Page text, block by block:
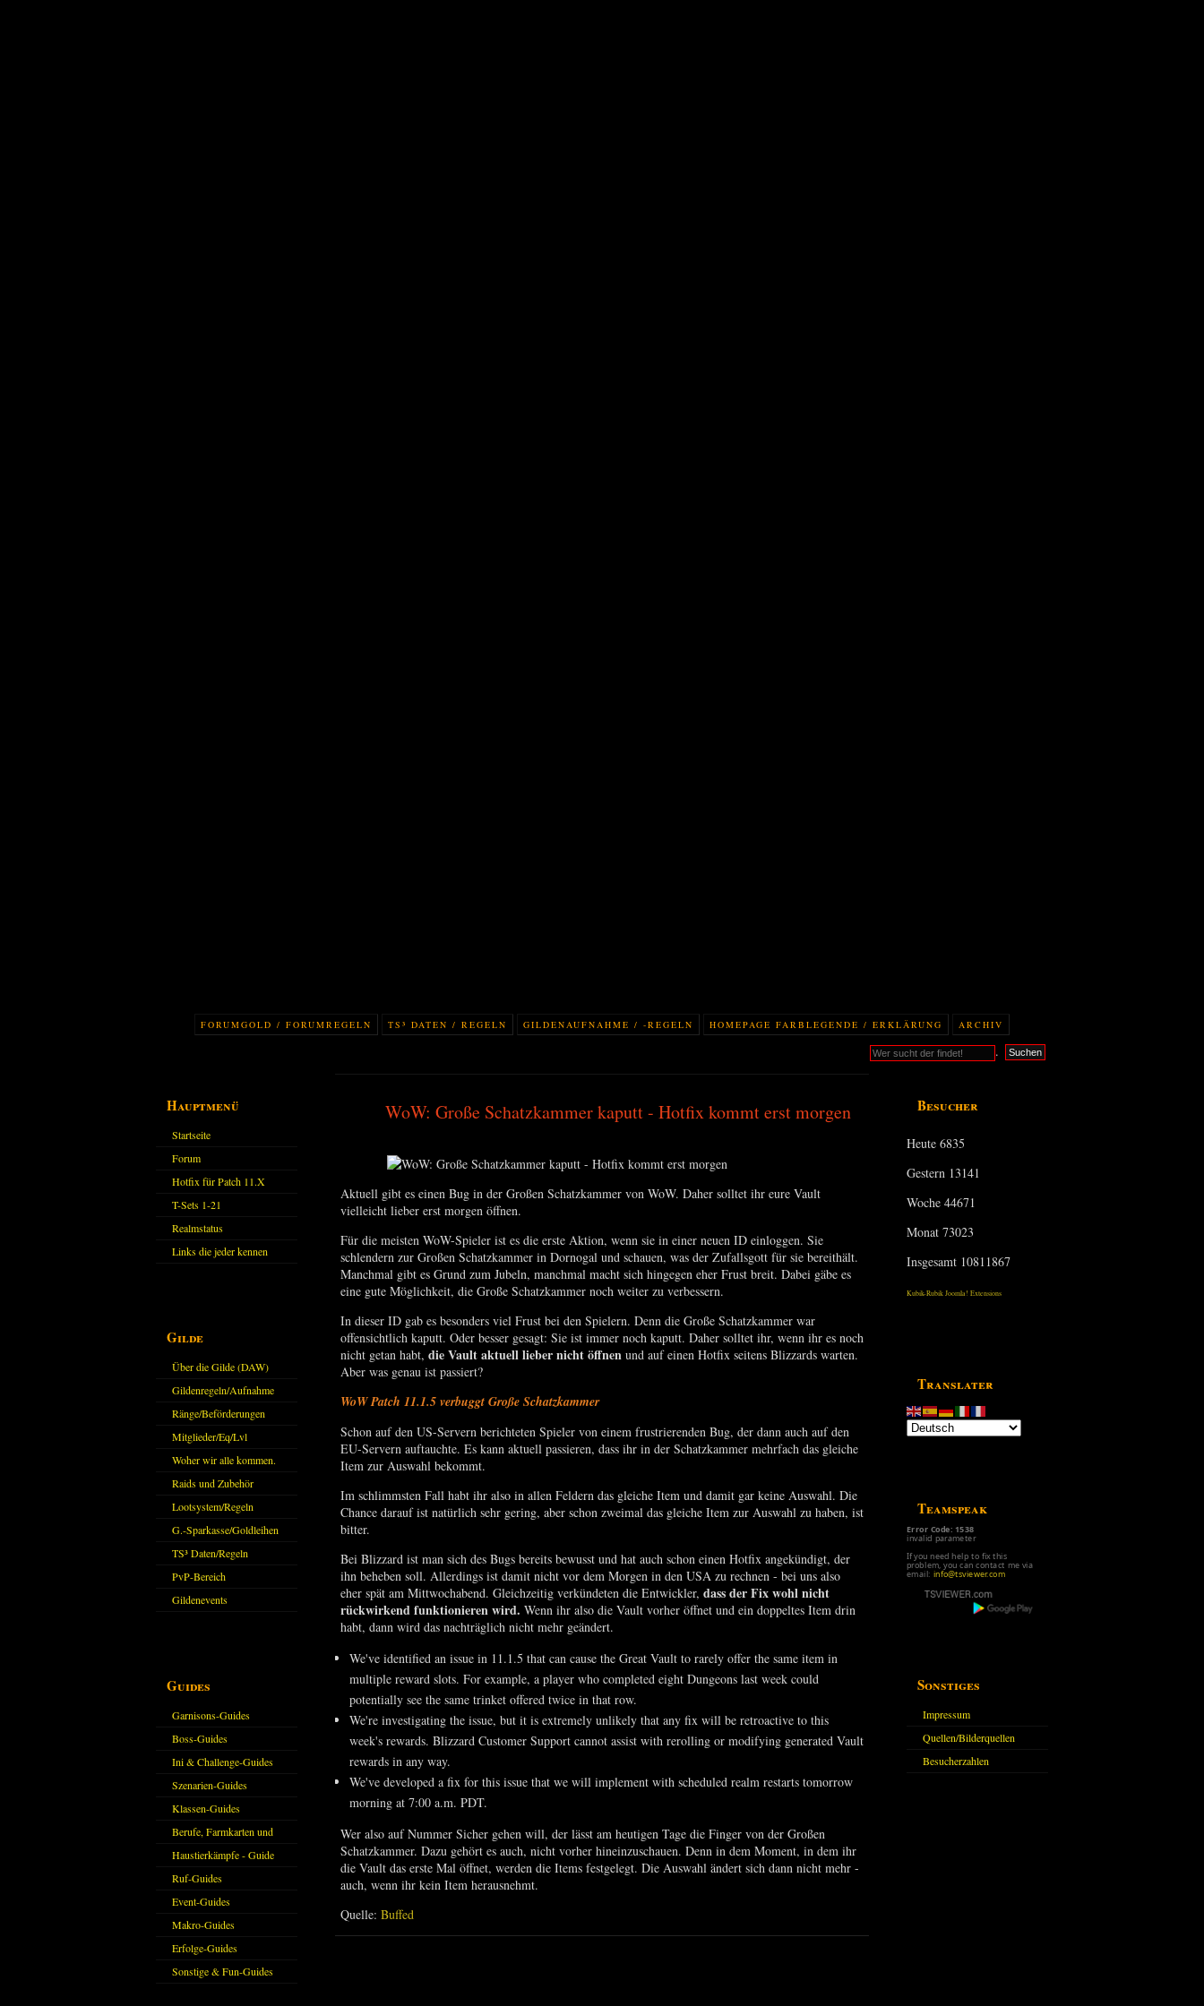
FORUMGOLD / FORUMREGELN TS³ DATEN / REGELN GILDENAUFNAHME / -REGELN HOMEPAGE FARBLEGENDE / ERKLÄRUNG ARCHIV
. Suchen
Hauptmenü
Startseite
Forum
Hotfix für Patch 11.X
T-Sets 1-21
Realmstatus
Links die jeder kennen
Gilde
Über die Gilde (DAW)
Gildenregeln/Aufnahme
Ränge/Beförderungen
Mitglieder/Eq/Lvl
Woher wir alle kommen.
Raids und Zubehör
Lootsystem/Regeln
G.-Sparkasse/Goldleihen
TS³ Daten/Regeln
PvP-Bereich
Gildenevents
Guides
Garnisons-Guides
Boss-Guides
Ini & Challenge-Guides
Szenarien-Guides
Klassen-Guides
Berufe, Farmkarten und
Haustiere
Haustierkämpfe - Guide
Ruf-Guides
Event-Guides
Makro-Guides
Erfolge-Guides
Sonstige & Fun-Guides
Besucher
Heute6835
Gestern 13141
Woche44671
Monat73023
Insgesamt 10811867
Kubik-Rubik Joomla! Extensions
Translater
Teamspeak
Error Code: 1538
invalid parameter
If you need help to fix this
problem, you can contact me via
email: info@tsviewer.com
Sonstiges
Impressum
Quellen/Bilderquellen
Besucherzahlen
WoW: Große Schatzkammer kaputt - Hotfix kommt erst morgen
Aktuell gibt es einen Bug in der Großen Schatzkammer von WoW. Daher solltet ihr eure Vault
vielleicht lieber erst morgen öffnen.
Für die meisten WoW-Spieler ist es die erste Aktion, wenn sie in einer neuen ID einloggen. Sie
schlendern zur Großen Schatzkammer in Dornogal und schauen, was der Zufallsgott für sie bereithält.
Manchmal gibt es Grund zum Jubeln, manchmal macht sich hingegen eher Frust breit. Dabei gäbe es
eine gute Möglichkeit, die Große Schatzkammer noch weiter zu verbessern.
In dieser ID gab es besonders viel Frust bei den Spielern. Denn die Große Schatzkammer war
offensichtlich kaputt. Oder besser gesagt: Sie ist immer noch kaputt. Daher solltet ihr, wenn ihr es noch
nicht getan habt, die Vault aktuell lieber nicht öffnenund auf einen Hotfix seitens Blizzards warten.
Aber was genau ist passiert?
WoW Patch 11.1.5 verbuggt Große Schatzkammer
Schon auf den US-Servern berichteten Spieler von einem frustrierenden Bug, der dann auch auf den
EU-Servern auftauchte. Es kann aktuell passieren, dass ihr in der Schatzkammer mehrfach das gleiche
Item zur Auswahl bekommt.
Im schlimmsten Fall habt ihr also in allen Feldern das gleiche Item und damit gar keine Auswahl. Die
Chance darauf ist natürlich sehr gering, aber schon zweimal das gleiche Item zur Auswahl zu haben, ist
bitter.
Bei Blizzard ist man sich des Bugs bereits bewusst und hat auch schon einen Hotfix angekündigt, der
ihn beheben soll. Allerdings ist damit nicht vor dem Morgen in den USA zu rechnen - bei uns also
eher spät am Mittwochabend. Gleichzeitig verkündeten die Entwickler, dass der Fix wohl nicht
rückwirkend funktionieren wird. Wenn ihr also die Vault vorher öffnet und ein doppeltes Item drin
habt, dann wird das nachträglich nicht mehr geändert.
We've identified an issue in 11.1.5 that can cause the Great Vault to rarely offer the same item in
multiple reward slots. For example, a player who completed eight Dungeons last week could
potentially see the same trinket offered twice in that row.
We're investigating the issue, but it is extremely unlikely that any fix will be retroactive to this
week's rewards. Blizzard Customer Support cannot assist with rerolling or modifying generated Vault
rewards in any way.
We've developed a fix for this issue that we will implement with scheduled realm restarts tomorrow
morning at 7:00 a.m. PDT.
Wer also auf Nummer Sicher gehen will, der lässt am heutigen Tage die Finger von der Großen
Schatzkammer. Dazu gehört es auch, nicht vorher hineinzuschauen. Denn in dem Moment, in dem ihr
die Vault das erste Mal öffnet, werden die Items festgelegt. Die Auswahl ändert sich dann nicht mehr -
auch, wenn ihr kein Item herausnehmt.
Quelle: Buffed